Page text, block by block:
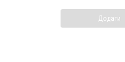
Додати